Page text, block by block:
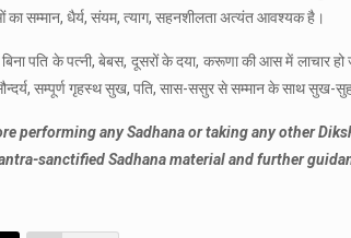
का सम्मान, धैर्य, संयम, त्याग, सहनशीलता अत्यंत आवश्यक है।
पति के पत्नी, बेबस, दूसरों के दया, करूणा की आस में लाचार
सम्पूर्ण गृहस्थ सुख, पति, सास-ससुर से सम्मान के साथ सुख-
performing any Sadhana or taking any other
sanctified Sadhana material and further